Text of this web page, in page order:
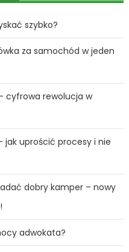
szybko?
za samochód w jeden
cyfrowa rewolucja w
jak uprościć procesy i nie
dobry kamper – nowy
adwokata?